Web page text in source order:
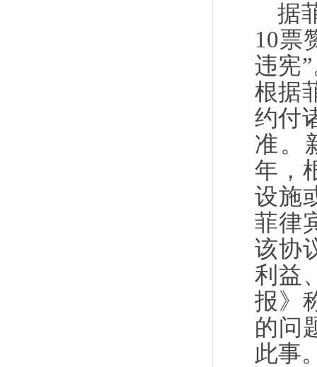
据
10票
违宪
根据
约付
准。
年，
设施
菲律
该协
利益
报》
的问
此事